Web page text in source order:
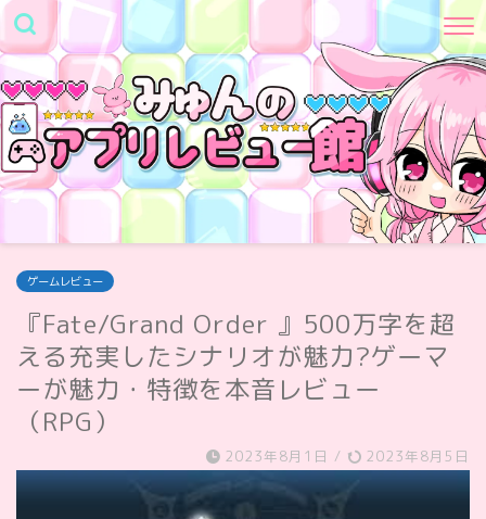
ゲームレビュー
『Fate/Grand Order 』500万字を超
える充実したシナリオが魅力?ゲーマ
ーが魅力・特徴を本音レビュー
（RPG）
2023年8月1日 / 2023年8月5日